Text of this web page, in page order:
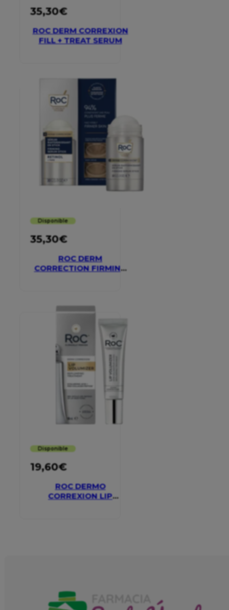
35,30€
ROC DERM CORREXION
FILL + TREAT SERUM
Disponible
35,30€
ROC DERM
CORRECTION FIRMING
Disponible
19,60€
ROC DERMO
CORREXION LIP